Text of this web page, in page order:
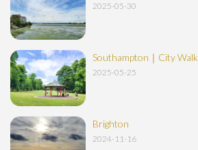
2025-05-30
Southampton｜City Walk
2025-05-25
Brighton
2024-11-16